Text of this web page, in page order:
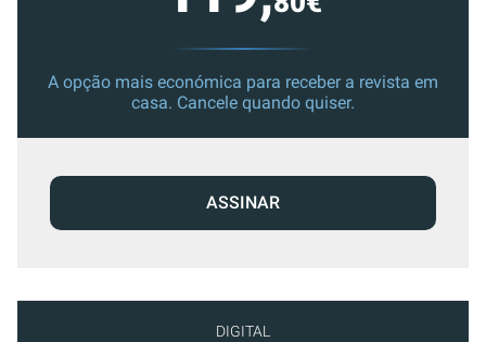
A opção mais económica para receber a revista em
casa. Cancele quando quiser.
ASSINAR
DIGITAL